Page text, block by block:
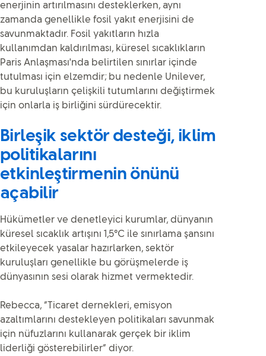
enerjinin artırılmasını desteklerken, aynı
zamanda genellikle fosil yakıt enerjisini de
savunmaktadır. Fosil yakıtların hızla
kullanımdan kaldırılması, küresel sıcaklıkların
Paris Anlaşması'nda belirtilen sınırlar içinde
tutulması için elzemdir; bu nedenle Unilever,
bu kuruluşların çelişkili tutumlarını değiştirmek
için onlarla iş birliğini sürdürecektir.
Birleşik sektör desteği, iklim
politikalarını
etkinleştirmenin önünü
açabilir
Hükümetler ve denetleyici kurumlar, dünyanın
küresel sıcaklık artışını 1,5°C ile sınırlama şansını
etkileyecek yasalar hazırlarken, sektör
kuruluşları genellikle bu görüşmelerde iş
dünyasının sesi olarak hizmet vermektedir.
Rebecca, “Ticaret dernekleri, emisyon
azaltımlarını destekleyen politikaları savunmak
için nüfuzlarını kullanarak gerçek bir iklim
liderliği gösterebilirler” diyor.